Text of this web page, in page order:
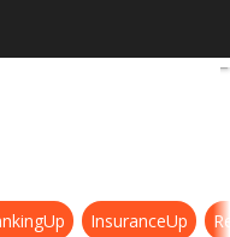
gli scooter di
InsuranceUp